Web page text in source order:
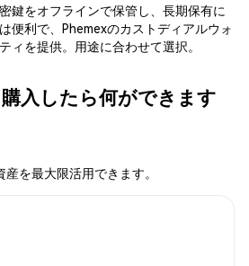
鍵をオフラインで保管し、長期保有に
便利で、Phemexのカストディアルウォ
ィを提供。用途に合わせて選択。
入したら何ができます
を最大限活用できます。